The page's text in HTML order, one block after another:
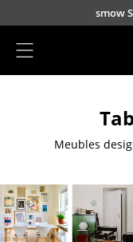
Accéder smow
Chaises de
Canapés
Fauteuils
Meubles